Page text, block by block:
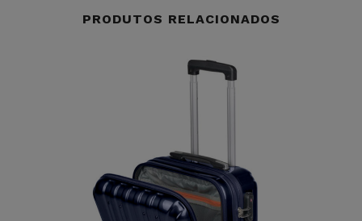
PRODUTOS RELACIONADOS